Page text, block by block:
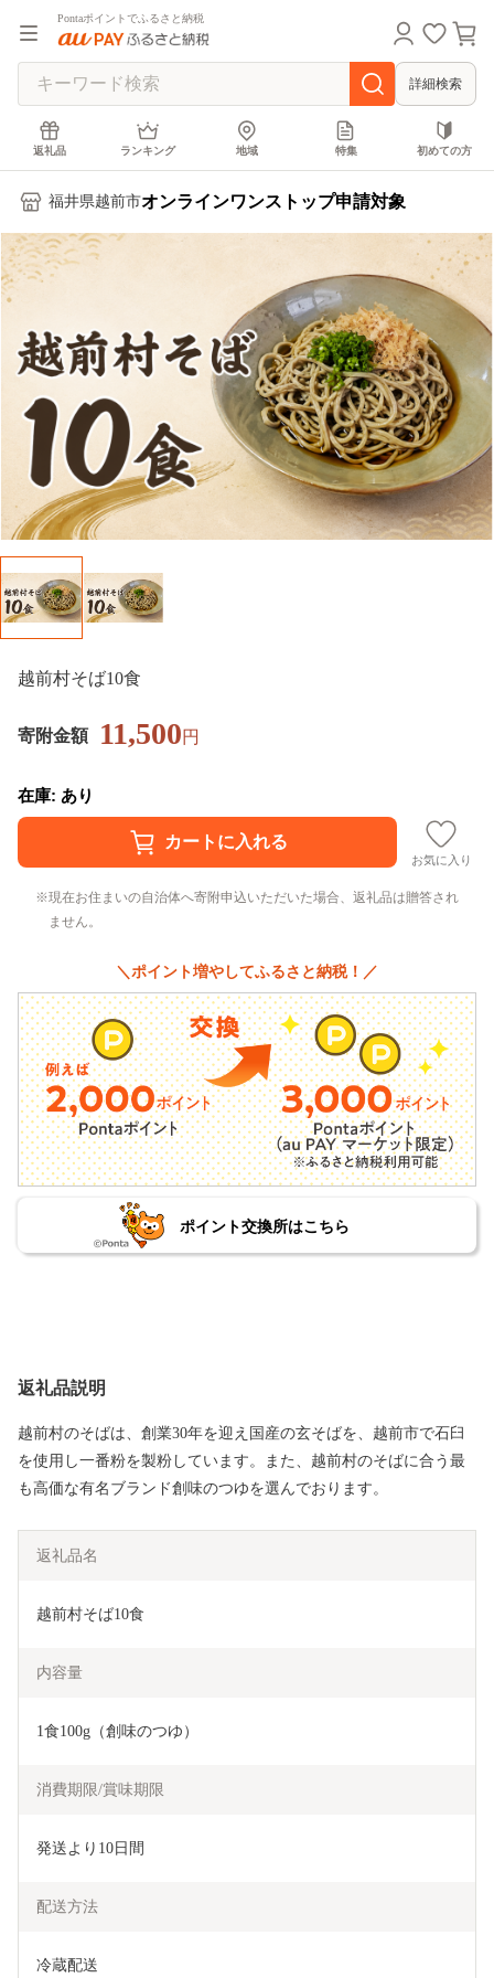
Pontaポイントでふるさと納税
詳細検索
返礼品 ランキング 地域 特集 初めての方
福井県越前市オンラインワンストップ申請対象
越前村そば10食
寄附金額 11,500円
在庫: あり
お気に入り
現在お住まいの自治体へ寄附申込いただいた場合、返礼品は贈答され
ません。
＼ポイント増やしてふるさと納税！／
ポイント交換所はこちら
返礼品説明
越前村のそばは、創業30年を迎え国産の玄そばを、越前市で石臼
を使用し一番粉を製粉しています。また、越前村のそばに合う最
も高価な有名ブランド創味のつゆを選んでおります。
返礼品名
越前村そば10食
内容量
1食100g（創味のつゆ）
消費期限/賞味期限
発送より10日間
配送方法
冷蔵配送